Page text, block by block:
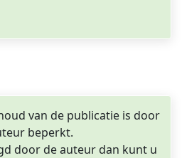
van de publicatie is door
beperkt.
door de auteur dan kunt u